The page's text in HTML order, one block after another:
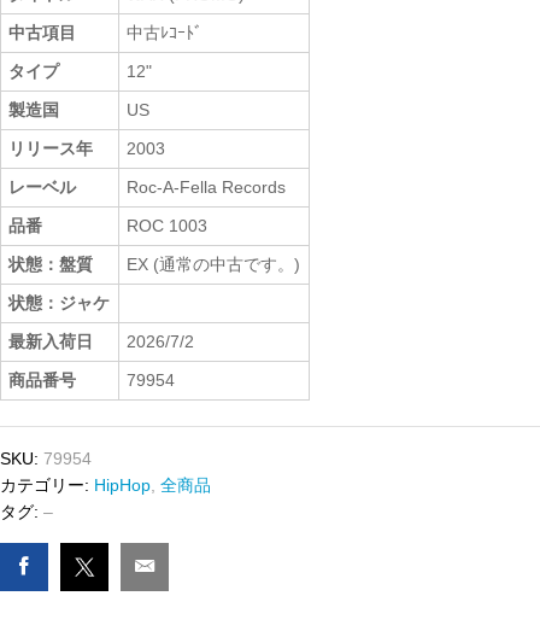
中古項目
中古ﾚｺｰﾄﾞ
タイプ
12"
製造国
US
リリース年
2003
レーベル
Roc-A-Fella Records
品番
ROC 1003
状態：盤質
EX (通常の中古です。)
状態：ジャケ
最新入荷日
2026/7/2
商品番号
79954
SKU: 79954
カテゴリー: HipHop 全商品
タグ: –